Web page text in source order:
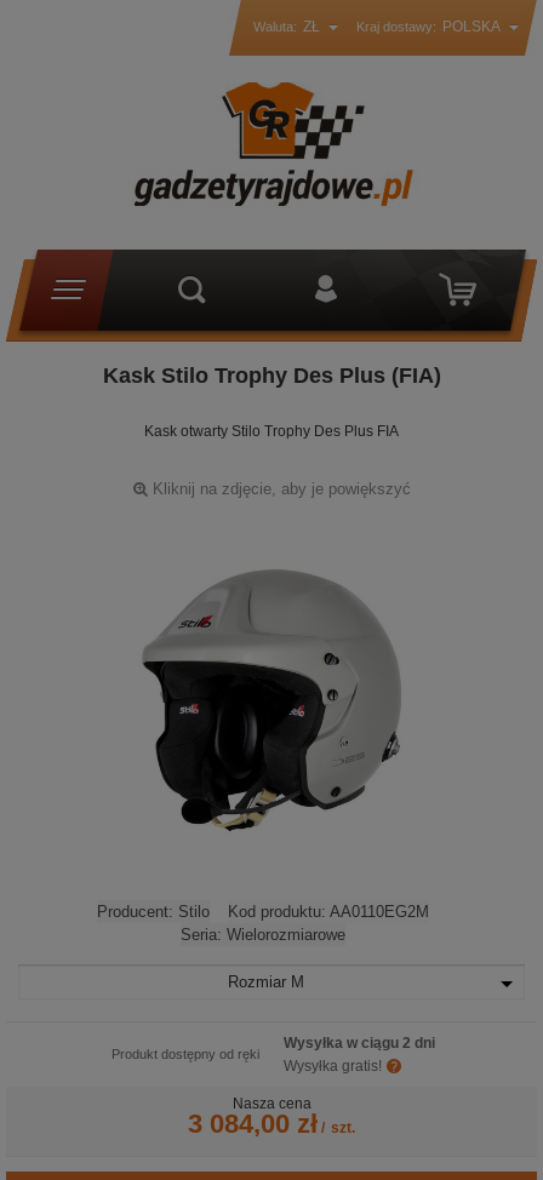
Waluta: ZŁ Kraj dostawy: POLSKA
Kask Stilo Trophy Des Plus (FIA)
Kask otwarty Stilo Trophy Des Plus FIA
Kliknij na zdjęcie, aby je powiększyć
Producent: Stilo Kod produktu: AA0110EG2M
Seria: Wielorozmiarowe
Rozmiar M
Produkt dostępny od ręki
Wysyłka w ciągu 2 dni
Wysyłka gratis!
Nasza cena
3 084,00 zł / szt.